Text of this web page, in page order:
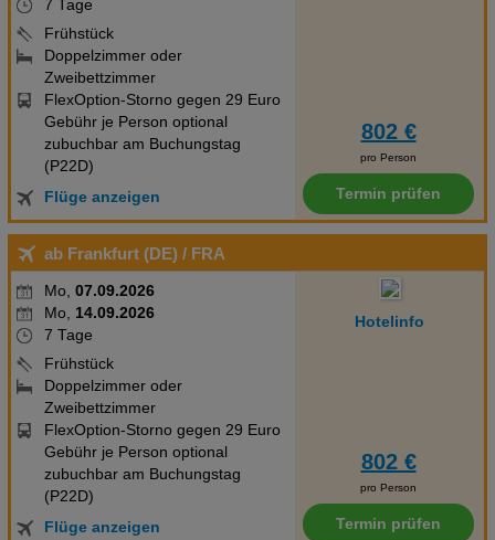
7 Tage
Frühstück
Doppelzimmer oder
Zweibettzimmer
FlexOption-Storno gegen 29 Euro
Gebühr je Person optional
zubuchbar am Buchungstag
(P22D)
Flüge anzeigen
802 €
pro Person
Termin prüfen
ab Frankfurt (DE) / FRA
Mo, 07.09.2026
Mo, 14.09.2026
7 Tage
Frühstück
Doppelzimmer oder
Zweibettzimmer
FlexOption-Storno gegen 29 Euro
Gebühr je Person optional
zubuchbar am Buchungstag
(P22D)
Flüge anzeigen
Hotelinfo
802 €
pro Person
Termin prüfen